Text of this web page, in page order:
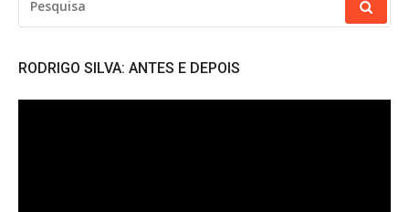
POR:
RODRIGO SILVA: ANTES E DEPOIS